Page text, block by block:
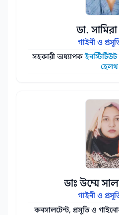
ডা.
গাইনী ও
সহকারী অধ্যাপক
হেলথ
ডাঃ উম্মে
গাইনী ও
কনসালটেন্ট, প্রসূতি ও